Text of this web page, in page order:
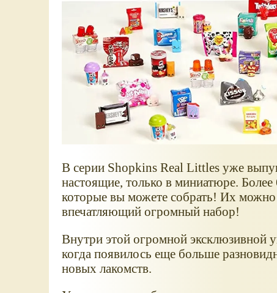
В серии Shopkins Real Littles уже
настоящие, только в миниатюре.
которые вы можете собрать! Их
впечатляющий огромный набор!
Внутри этой огромной эксклюзивной
когда появилось еще больше
новых лакомств.